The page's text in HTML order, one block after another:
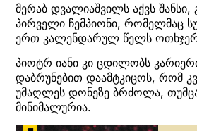
მერაბ დვალიაშვილს აქვს შანსი,
პირველი ჩემპიონი, რომელმაც
ერთ კალენდარულ წელს ოთხჯერ
პიოტრ იანი კი ცდილობს
დაბრუნებით დაამტკიცოს, რომ
უმაღლეს დონეზე ბრძოლა, თუმცა
მინიმალურია.